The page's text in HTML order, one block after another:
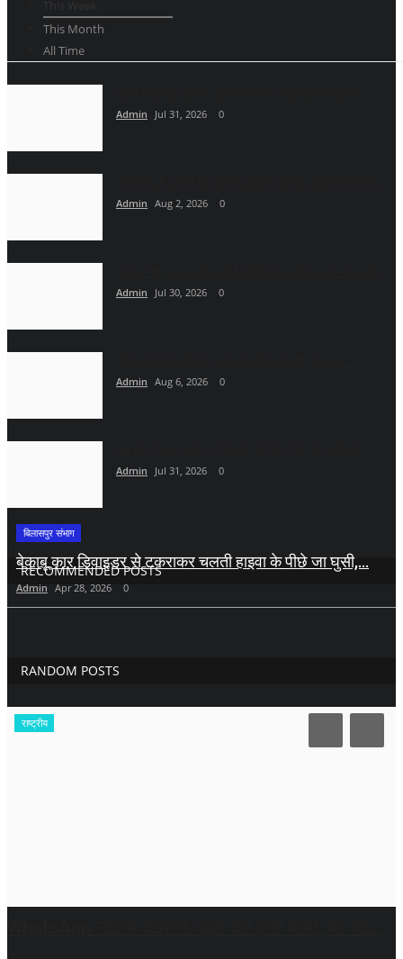
This Month
All Time
Admin Jul 31, 2026 0
Admin Aug 2, 2026 0
Admin Jul 30, 2026 0
Admin Aug 6, 2026 0
Admin Jul 31, 2026 0
RECOMMENDED POSTS
बिलासपुर संभाग
बेकाबू कार डिवाइडर से टकराकर चलती हाइवा के पीछे जा घुसी,...
Admin Apr 28, 2026 0
RANDOM POSTS
राष्ट्रीय